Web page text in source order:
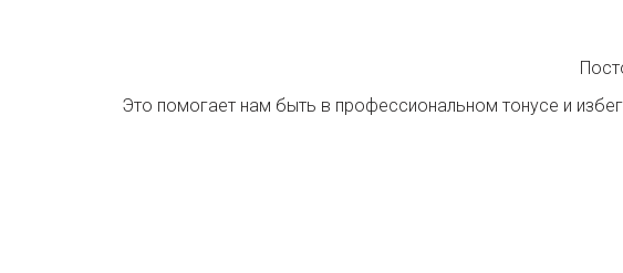
Это помогает нам быть в профессиональном тонусе и